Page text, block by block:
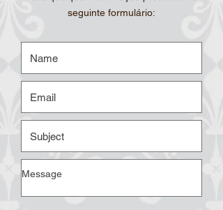
seguinte formulário: